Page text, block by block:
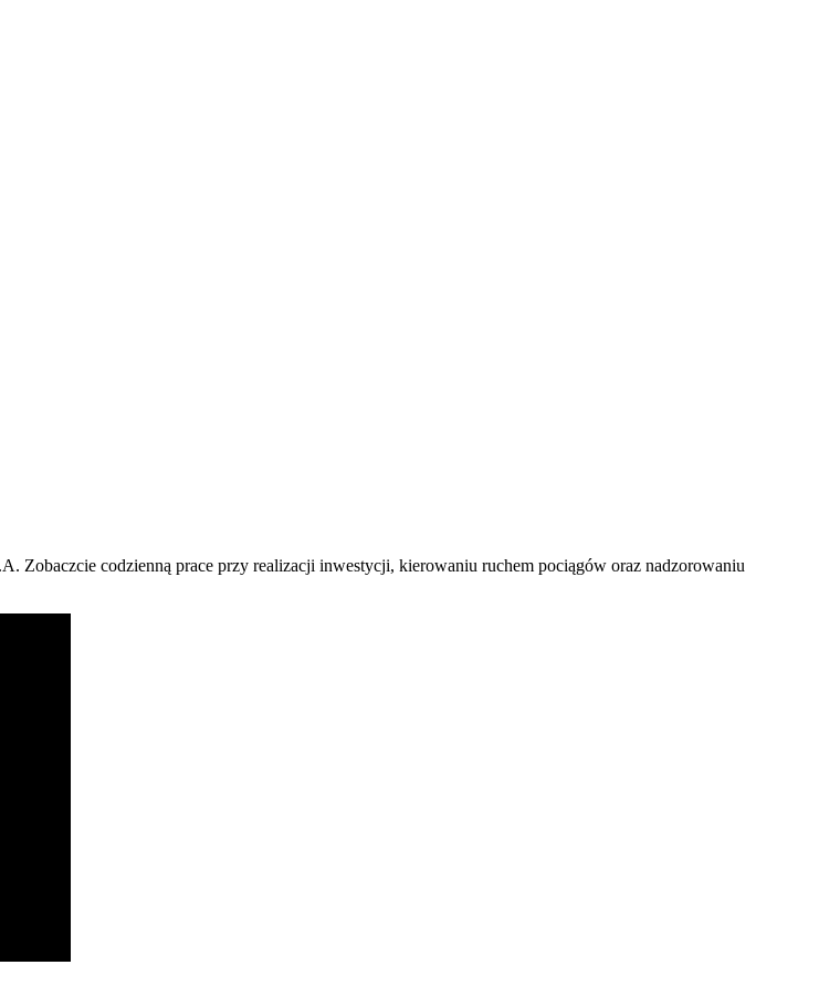
Zobaczcie codzienną prace przy realizacji inwestycji, kierowaniu ruchem pociągów oraz nadzorowaniu